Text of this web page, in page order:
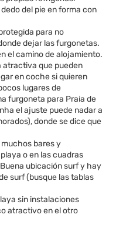
del pie en forma con
para no
dejar las furgonetas.
el camino de alojamiento.
atractiva que pueden
en coche si quieren
lugares de
furgoneta para Praia de
el ajuste puede nadar a
donde se dice que
bares y
o en las cuadras
ubicación surf y hay
surf (busque las tablas
sin instalaciones
atractivo en el otro